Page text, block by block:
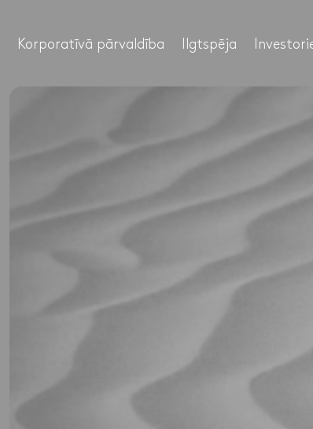
Korporatīvā pārvaldība Ilgtspēja